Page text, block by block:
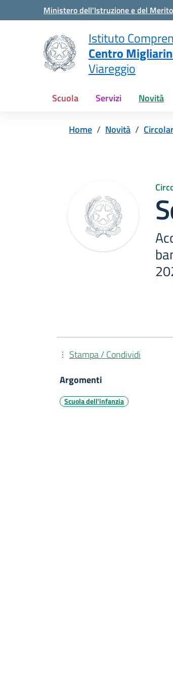
Vai ai contenuti
Vai al menu di navigazione
Ministero dell'Istruzione e del Merito
Istituto
Centro
Viareggio
Scuola Servizi Novità
Home Novità
Stampa / Condividi
Argomenti
Scuola dell'infanzia